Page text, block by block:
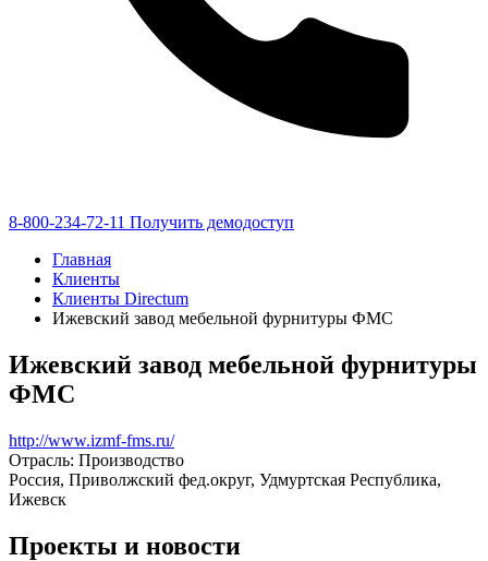
8-800-234-72-11 Получить демодоступ
Главная
Клиенты
Клиенты Directum
Ижевский завод мебельной фурнитуры ФМС
Ижевский завод мебельной фурнитуры
ФМС
http://www.izmf-fms.ru/
Отрасль: Производство
Россия, Приволжский фед.округ, Удмуртская Республика,
Ижевск
Проекты и новости